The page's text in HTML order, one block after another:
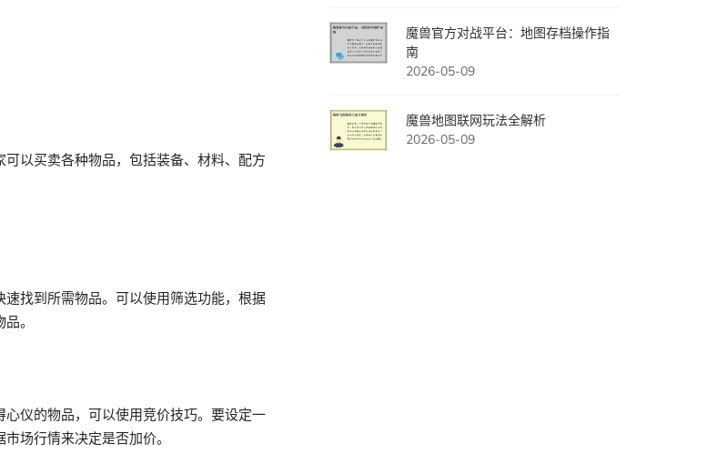
以买卖各种物品，包括装备、材料、配方
找到所需物品。可以使用筛选功能，根据
。
仪的物品，可以使用竞价技巧。要设定一
场行情来决定是否加价。
魔兽官方对战平台：地图存档操作指
南
2026-05-09
魔兽地图联网玩法全解析
2026-05-09